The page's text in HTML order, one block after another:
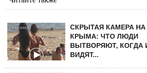
СКРЫТАЯ КАМЕРА
КРЫМА: ЧТО ЛЮДИ
ВЫТВОРЯЮТ, КОГДА
ВИДЯТ...